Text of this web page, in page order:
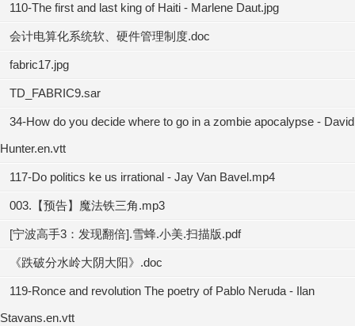
110-The first and last king of Haiti - Marlene Daut.jpg
会计电算化系统软、硬件管理制度.doc
fabric17.jpg
TD_FABRIC9.sar
34-How do you decide where to go in a zombie apocalypse - David
Hunter.en.vtt
117-Do politics ke us irrational - Jay Van Bavel.mp4
003.【预告】魔法铁三角.mp3
[宁波高手3：发现翻倍].雪蜂.小美.扫描版.pdf
《跌破分水岭大阴大阳》.doc
119-Ronce and revolution The poetry of Pablo Neruda - Ilan
Stavans.en.vtt